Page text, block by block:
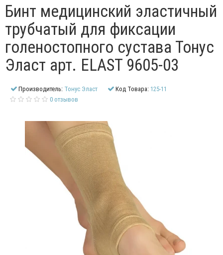
Бинт медицинский эластичный
трубчатый для фиксации
голеностопного сустава Тонус
Эласт арт. ELAST 9605-03
Производитель: Тонус Эласт Код Товара: 125-11
0 отзывов